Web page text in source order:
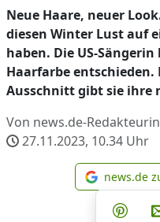
Neue Haare, neuer
diesen Winter Lust auf
haben. Die US-
Haarfarbe
Ausschnitt gibt sie ihre
Von news.de-
27.11.2023, 10.34 Uhr
news.de